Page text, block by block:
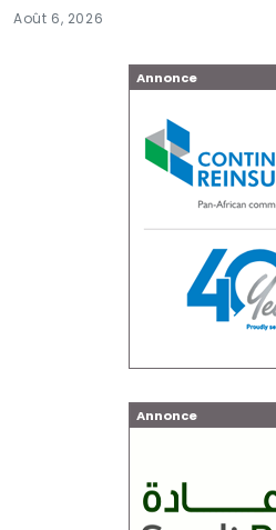
Août 6, 2026
Annonce
Annonce